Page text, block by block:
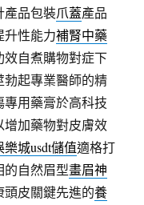
產品包裝爪蓋產品
升性能力補腎中藥
自煮購物對症下
起專業醫師的精
專用藥膏於高科技
增加藥物對皮膚效
樂城usdt儲值適格打
的自然眉型畫眉神
頭皮關鍵先進的養